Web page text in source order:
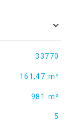
33770
161,47 m²
981 m²
5